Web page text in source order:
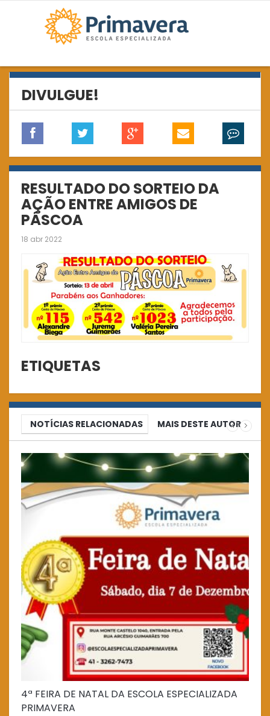
DIVULGUE!
RESULTADO DO SORTEIO DA
AÇÃO ENTRE AMIGOS DE
PÁSCOA
18 abr 2022
ETIQUETAS
NOTÍCIAS RELACIONADAS MAIS DESTE AUTOR
4ª FEIRA DE NATAL DA ESCOLA ESPECIALIZADA
PRIMAVERA